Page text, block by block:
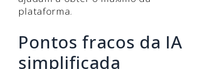
plataforma.
Pontos fracos da IA
simplificada